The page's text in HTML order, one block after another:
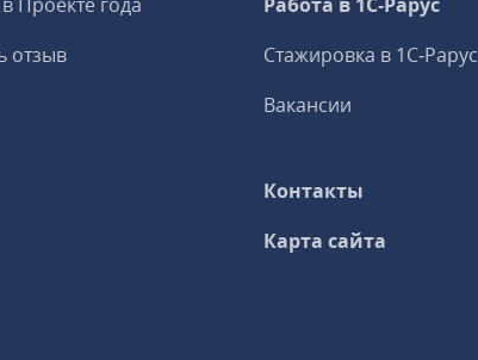
отзыв
Стажировка в 1С‑Рарус
Вакансии
Контакты
Карта сайта